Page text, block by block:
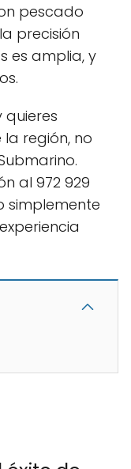
pescado
precisión
es amplia, y
quieres
región, no
al 972 929
simplemente